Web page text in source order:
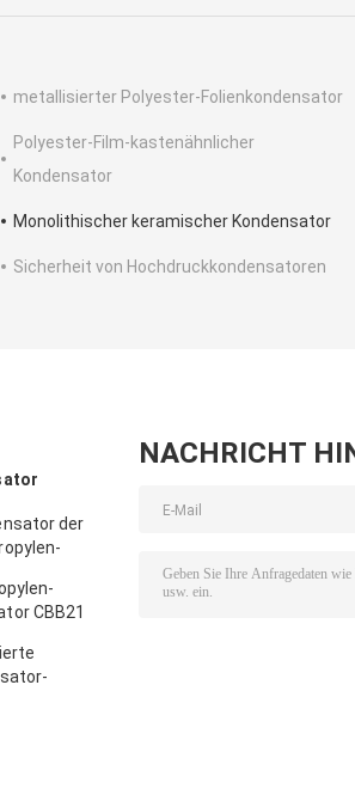
metallisierter Polyester-Folienkondensator
Polyester-Film-kastenähnlicher
Kondensator
Monolithischer keramischer Kondensator
Sicherheit von Hochdruckkondensatoren
der
CBB21
NACHRICHT